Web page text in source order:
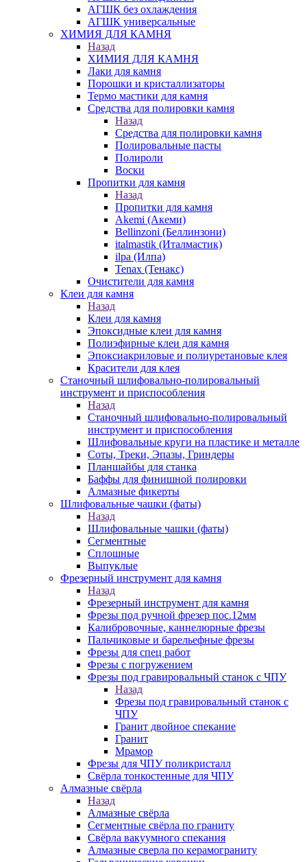
АГШК без охлаждения
АГШК универсальные
ХИМИЯ ДЛЯ КАМНЯ
Назад
ХИМИЯ ДЛЯ КАМНЯ
Лаки для камня
Порошки и кристаллизаторы
Термо мастики для камня
Средства для полировки камня
Назад
Средства для полировки камня
Полировальные пасты
Полироли
Воски
Пропитки для камня
Назад
Пропитки для камня
Akemi (Акеми)
Bellinzoni (Беллинзони)
italmastik (Италмастик)
ilpa (Илпа)
Tenax (Тенакс)
Очистители для камня
Клеи для камня
Назад
Клеи для камня
Эпоксидные клеи для камня
Полиэфирные клеи для камня
Эпоксиакриловые и полиуретановые клея
Красители для клея
Станочный шлифовально-полировальный
инструмент и приспособления
Назад
Станочный шлифовально-полировальный
инструмент и приспособления
Шлифовальные круги на пластике и металле
Соты, Треки, Эпазы, Гриндеры
Планшайбы для станка
Баффы для финишной полировки
Алмазные фикерты
Шлифовальные чашки (фаты)
Назад
Шлифовальные чашки (фаты)
Сегментные
Сплошные
Выпуклые
Фрезерный инструмент для камня
Назад
Фрезерный инструмент для камня
Фрезы под ручной фрезер пос.12мм
Калибровочные, каннелюрные фрезы
Пальчиковые и барельефные фрезы
Фрезы для спец работ
Фрезы с погружением
Фрезы под гравировальный станок с ЧПУ
Назад
Фрезы под гравировальный станок с
ЧПУ
Гранит двойное спекание
Гранит
Мрамор
Фрезы для ЧПУ поликристалл
Свёрла тонкостенные для ЧПУ
Алмазные свёрла
Назад
Алмазные свёрла
Сегментные свёрла по граниту
Свёрла вакуумного спекания
Алмазные сверла по керамограниту